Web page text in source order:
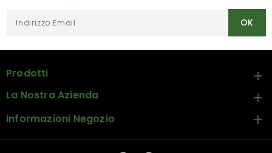
Prodotti 
La Nostra Azienda 
Informazioni Negozio 